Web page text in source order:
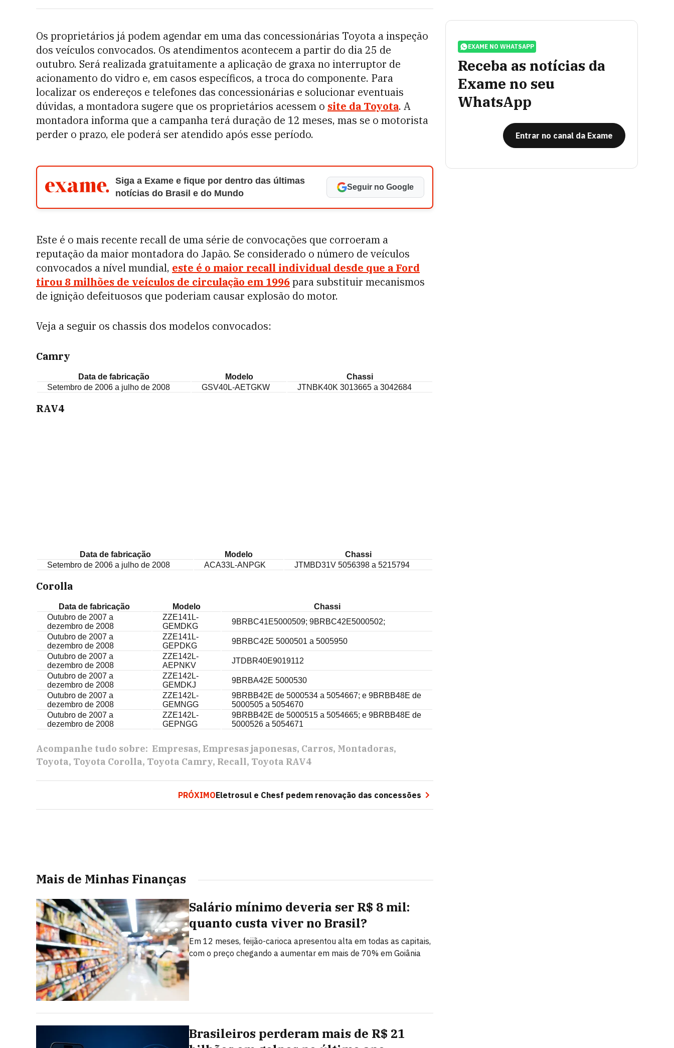
Os proprietários já podem agendar em uma das concessionárias Toyota a inspeção
dos veículos convocados. Os atendimentos acontecem a partir do dia 25 de
outubro. Será realizada gratuitamente a aplicação de graxa no interruptor de
acionamento do vidro e, em casos específicos, a troca do componente. Para
localizar os endereços e telefones das concessionárias e solucionar eventuais
dúvidas, a montadora sugere que os proprietários acessem o site da Toyota. A
montadora informa que a campanha terá duração de 12 meses, mas se o motorista
perder o prazo, ele poderá ser atendido após esse período.
Siga a Exame e fique por dentro das últimas
notícias do Brasil e do Mundo
Seguir no Google
Este é o mais recente recall de uma série de convocações que corroeram a
reputação da maior montadora do Japão. Se considerado o número de veículos
convocados a nível mundial, este é o maior recall individual desde que a Ford
tirou 8 milhões de veículos de circulação em 1996para substituir mecanismos
de ignição defeituosos que poderiam causar explosão do motor.
Veja a seguir os chassis dos modelos convocados:
Camry
Data de fabricação Modelo
Chassi
Setembro de 2006 a julho de 2008
GSV40L-AETGKW JTNBK40K 3013665 a 3042684
RAV4
Data de fabricação Modelo
Chassi
Setembro de 2006 a julho de 2008
ACA33L-ANPGK JTMBD31V 5056398 a 5215794
Corolla
Data de fabricação Modelo
Chassi
Outubro de 2007 a
dezembro de 2008
ZZE141L-
GEMDKG
9BRBC41E5000509; 9BRBC42E5000502;
Outubro de 2007 a
dezembro de 2008
ZZE141L-
GEPDKG
9BRBC42E 5000501 a 5005950
Outubro de 2007 a
dezembro de 2008
ZZE142L-
AEPNKV
JTDBR40E9019112
Outubro de 2007 a
dezembro de 2008
ZZE142L-
GEMDKJ
9BRBA42E 5000530
Outubro de 2007 a
dezembro de 2008
ZZE142L-
GEMNGG
9BRBB42E de 5000534 a 5054667; e 9BRBB48E de
5000505 a 5054670
Outubro de 2007 a
dezembro de 2008
ZZE142L-
GEPNGG
9BRBB42E de 5000515 a 5054665; e 9BRBB48E de
5000526 a 5054671
Acompanhe tudo sobre: Empresas Empresas japonesas Carros Montadoras
Toyota Toyota Corolla Toyota Camry Recall Toyota RAV4
PRÓXIMOEletrosul e Chesf pedem renovação das concessões
Mais de Minhas Finanças
Salário mínimo deveria ser R$ 8 mil:
quanto custa viver no Brasil?
Em 12 meses, feijão-carioca apresentou alta em todas as capitais,
com o preço chegando a aumentar em mais de 70% em Goiânia
Brasileiros perderam mais de R$ 21
EXAME NO WHATSAPP
Receba as notícias da
Exame no seu
WhatsApp
Entrar no canal da Exame